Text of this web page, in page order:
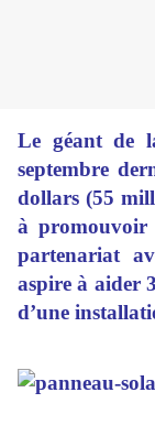
Le géant de
septembre
dollars (55
à promouvoir
partenariat
aspire à aider
d’une